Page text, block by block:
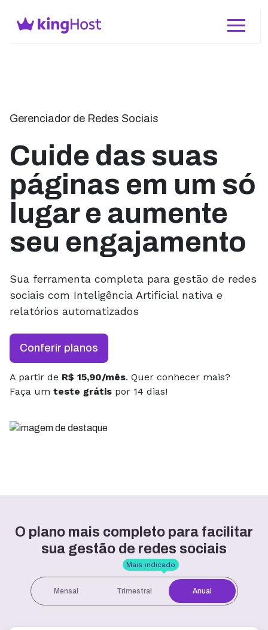
Gerenciador de Redes Sociais
Cuide das suas
páginas em um só
lugar e aumente
seu engajamento
Sua ferramenta completa para gestão de redes
sociais com Inteligência Artificial nativa e
relatórios automatizados
Conferir planos
A partir de R$ 15,90/mês. Quer conhecer mais?
Faça um teste grátis por 14 dias!
O plano mais completo para facilitar
sua gestão de redes sociais
Mensal Trimestral Anual
Mais indicado